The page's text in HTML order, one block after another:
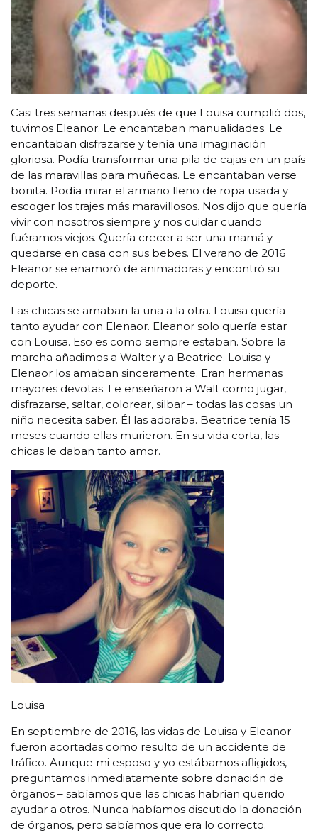
Casi tres semanas después de que Louisa cumplió dos,
tuvimos Eleanor. Le encantaban manualidades. Le
encantaban disfrazarse y tenía una imaginación
gloriosa. Podía transformar una pila de cajas en un país
de las maravillas para muñecas. Le encantaban verse
bonita. Podía mirar el armario lleno de ropa usada y
escoger los trajes más maravillosos. Nos dijo que quería
vivir con nosotros siempre y nos cuidar cuando
fuéramos viejos. Quería crecer a ser una mamá y
quedarse en casa con sus bebes. El verano de 2016
Eleanor se enamoró de animadoras y encontró su
deporte.
Las chicas se amaban la una a la otra. Louisa quería
tanto ayudar con Elenaor. Eleanor solo quería estar
con Louisa. Eso es como siempre estaban. Sobre la
marcha añadimos a Walter y a Beatrice. Louisa y
Elenaor los amaban sinceramente. Eran hermanas
mayores devotas. Le enseñaron a Walt como jugar,
disfrazarse, saltar, colorear, silbar – todas las cosas un
niño necesita saber. Él las adoraba. Beatrice tenía 15
meses cuando ellas murieron. En su vida corta, las
chicas le daban tanto amor.
Louisa
En septiembre de 2016, las vidas de Louisa y Eleanor
fueron acortadas como resulto de un accidente de
tráfico. Aunque mi esposo y yo estábamos afligidos,
preguntamos inmediatamente sobre donación de
órganos – sabíamos que las chicas habrían querido
ayudar a otros. Nunca habíamos discutido la donación
de órganos, pero sabíamos que era lo correcto.